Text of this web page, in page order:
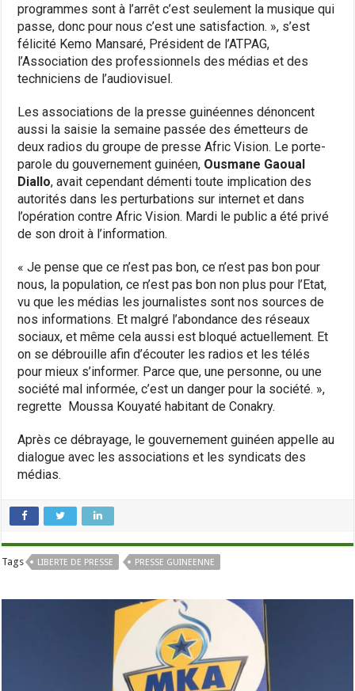
programmes sont à l’arrêt c’est seulement la musique qui
passe, donc pour nous c’est une satisfaction. », s’est
félicité Kemo Mansaré, Président de l’ATPAG,
l’Association des professionnels des médias et des
techniciens de l’audiovisuel.
Les associations de la presse guinéennes dénoncent
aussi la saisie la semaine passée des émetteurs de
deux radios du groupe de presse Afric Vision. Le porte-
parole du gouvernement guinéen, Ousmane Gaoual
Diallo, avait cependant démenti toute implication des
autorités dans les perturbations sur internet et dans
l’opération contre Afric Vision. Mardi le public a été privé
de son droit à l’information.
« Je pense que ce n’est pas bon, ce n’est pas bon pour
nous, la population, ce n’est pas bon non plus pour l’Etat,
vu que les médias les journalistes sont nos sources de
nos informations. Et malgré l’abondance des réseaux
sociaux, et même cela aussi est bloqué actuellement. Et
on se débrouille afin d’écouter les radios et les télés
pour mieux s’informer. Parce que, une personne, ou une
société mal informée, c’est un danger pour la société. »,
regrette Moussa Kouyaté habitant de Conakry.
Après ce débrayage, le gouvernement guinéen appelle au
dialogue avec les associations et les syndicats des
médias.
Tags LIBERTE DE PRESSE PRESSE GUINEENNE